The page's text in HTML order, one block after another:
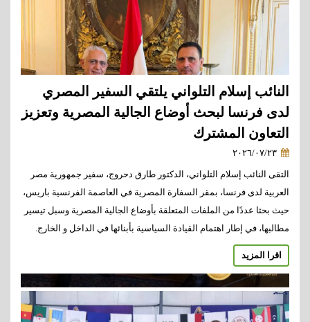
النائب إسلام التلواني يلتقي السفير المصري
لدى فرنسا لبحث أوضاع الجالية المصرية وتعزيز
التعاون المشترك
التقى النائب إسلام التلواني، الدكتور طارق دحروج، سفير جمهورية مصر
العربية لدى فرنسا، بمقر السفارة المصرية في العاصمة الفرنسية باريس،
حيث بحثا عددًا من الملفات المتعلقة بأوضاع الجالية المصرية وسبل تيسير
مطالبها، في إطار اهتمام القيادة السياسية بأبنائها في الداخل و الخارج.
اقرا المزيد